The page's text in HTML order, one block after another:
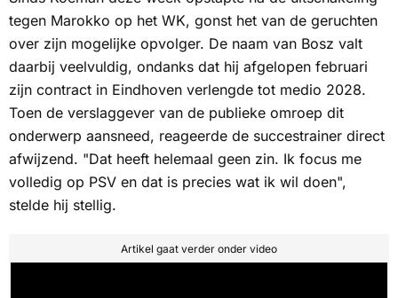
tegen Marokko op het WK, gonst het van de geruchten
over zijn mogelijke opvolger. De naam van Bosz valt
daarbij veelvuldig, ondanks dat hij afgelopen februari
zijn contract in Eindhoven verlengde tot medio 2028.
Toen de verslaggever van de publieke omroep dit
onderwerp aansneed, reageerde de succestrainer direct
afwijzend. "Dat heeft helemaal geen zin. Ik focus me
volledig op PSV en dat is precies wat ik wil doen",
stelde hij stellig.
Artikel gaat verder onder video